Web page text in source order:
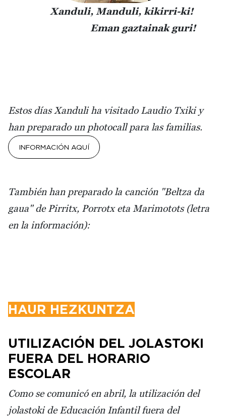
Xanduli, Manduli, kikirri-ki!
Eman gaztainak guri!
Estos días Xanduli ha visitado Laudio Txiki y
han preparado un photocall para las familias.
INFORMACIÓN AQUÍ
También han preparado la canción "Beltza da
gaua" de Pirritx, Porrotx eta Marimotots (letra
en la información):
HAUR HEZKUNTZA
UTILIZACIÓN DEL JOLASTOKI
FUERA DEL HORARIO
ESCOLAR
Como se comunicó en abril, la utilización del
jolastoki de Educación Infantil fuera del